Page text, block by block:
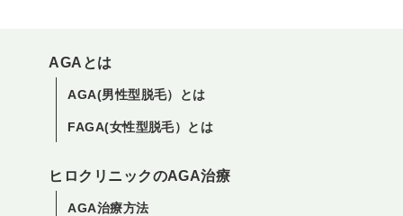
AGAとは
AGA(男性型脱毛）とは
FAGA(女性型脱毛）とは
ヒロクリニックのAGA治療
AGA治療方法